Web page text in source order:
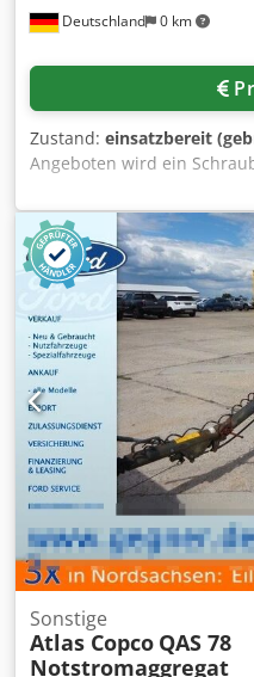
Kondensatableiter ohne
Schallgedämmtes
Vibrationspegel.
Deutschland 0 km
Zustand: einsatzbereit
Angeboten wird ein
integriertem Kältetrockner.
Motordrehzahl: 7700U/
Kapazität: 32l/s,
9035h, Gewicht: 271kg.
möglich. Csdpfezq Ec Nex
Sonstige
Atlas Copco QAS 78
Notstromaggregat